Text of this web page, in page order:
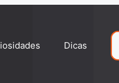
Dicas